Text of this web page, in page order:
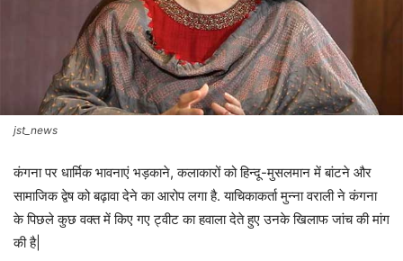
jst_news
कंगना पर धार्मिक भावनाएं भड़काने, कलाकारों को हिन्दू-मुसलमान में बांटने और
सामाजिक द्वेष को बढ़ावा देने का आरोप लगा है. याचिकाकर्ता मुन्ना वराली ने कंगना
के पिछले कुछ वक्त में किए गए ट्वीट का हवाला देते हुए उनके खिलाफ जांच की मांग
की है|